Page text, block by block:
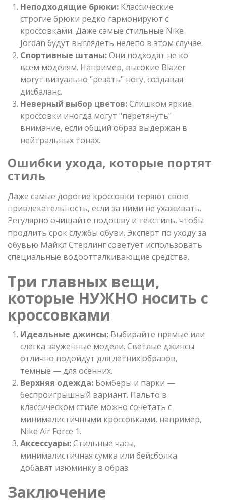
Неподходящие брюки: Классические
строгие брюки редко гармонируют с
кроссовками. Даже самые стильные Nike
Jordan будут выглядеть нелепо в этом случае.
Спортивные штаны:Они подходят не ко
всем моделям. Например, высокие Blazer
могут визуально "резать" ногу, создавая
дисбаланс.
Неверный выбор цветов:Слишком яркие
кроссовки иногда могут "перетянуть"
внимание, если общий образ выдержан в
нейтральных тонах.
Ошибки ухода, которые портят
стиль
Даже самые дорогие кроссовки теряют свою
привлекательность, если за ними не ухаживать.
Регулярно очищайте подошву и текстиль, чтобы
продлить срок службы обуви. Эксперт по уходу за
обувью Майкл Стерлинг советует использовать
специальные водоотталкивающие средства.
Три главных вещи,
которые НУЖНО носить с
кроссовками
Идеальные джинсы: Выбирайте прямые или
слегка зауженные модели. Светлые джинсы
отлично подойдут для летних образов,
темные — для осенних.
Верхняя одежда: Бомберы и парки —
беспроигрышный вариант. Пальто в
классическом стиле можно сочетать с
минималистичными кроссовками, например,
Nike Air Force 1.
Аксессуары:Стильные часы,
минималистичная сумка или бейсболка
добавят изюминку в образ.
Заключение